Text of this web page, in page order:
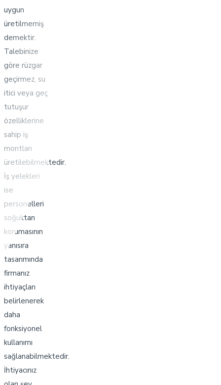
uygun
üretilmemiş
demektir.
Talebinize
göre rüzgar
geçirmez, su
itici veya geç
tutuşur
özelliklerine
sahip iş
montları
üretilebilmektedir.
İş yelekleri
ise
personelleri
soğuktan
korumasının
yanısıra
tasarımında
firmanız
ihtiyaçları
belirlenerek
daha
fonksiyonel
kullanımı
sağlanabilmektedir.
İhtiyacınız